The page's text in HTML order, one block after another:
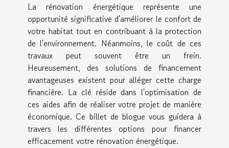
La rénovation énergétique représente une
opportunité significative d'améliorer le confort de
votre habitat tout en contribuant à la protection
de l'environnement. Néanmoins, le coût de ces
travaux peut souvent être un frein.
Heureusement, des solutions de financement
avantageuses existent pour alléger cette charge
financière. La clé réside dans l'optimisation de
ces aides afin de réaliser votre projet de manière
économique. Ce billet de blogue vous guidera à
travers les différentes options pour financer
efficacement votre rénovation énergétique.